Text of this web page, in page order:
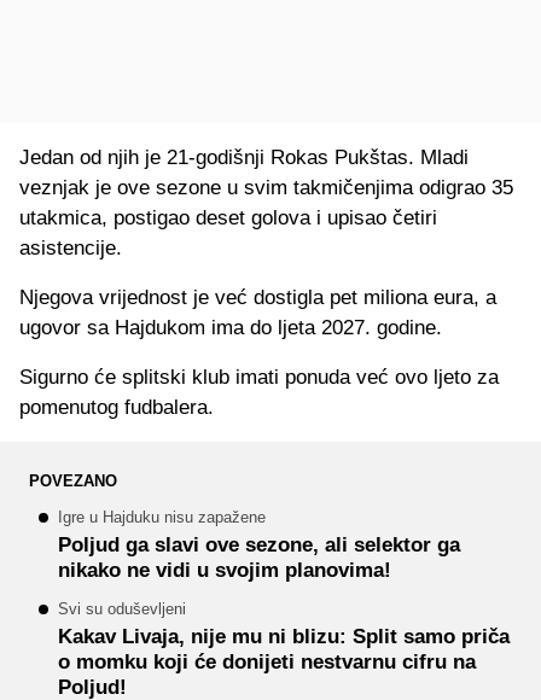
Jedan od njih je 21-godišnji Rokas Pukštas. Mladi
veznjak je ove sezone u svim takmičenjima odigrao 35
utakmica, postigao deset golova i upisao četiri
asistencije.
Njegova vrijednost je već dostigla pet miliona eura, a
ugovor sa Hajdukom ima do ljeta 2027. godine.
Sigurno će splitski klub imati ponuda već ovo ljeto za
pomenutog fudbalera.
POVEZANO
Igre u Hajduku nisu zapažene
Poljud ga slavi ove sezone, ali selektor ga
nikako ne vidi u svojim planovima!
Svi su oduševljeni
Kakav Livaja, nije mu ni blizu: Split samo priča
o momku koji će donijeti nestvarnu cifru na
Poljud!